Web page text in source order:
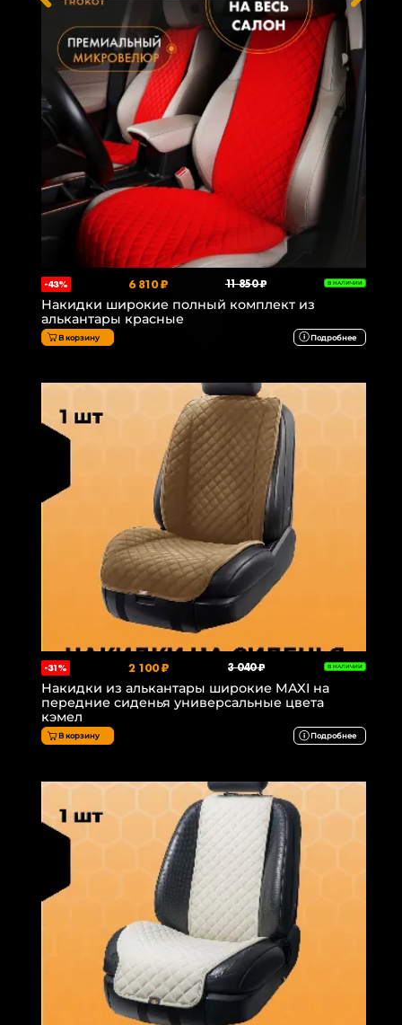
-43% 6 810 ₽ 11 850 ₽ В НАЛИЧИИ
Накидки широкие полный комплект из
алькантары красные
В корзину Подробнее
-31% 2 100 ₽ 3 040 ₽ В НАЛИЧИИ
Накидки из алькантары широкие MAXI на
передние сиденья универсальные цвета
кэмел
В корзину Подробнее